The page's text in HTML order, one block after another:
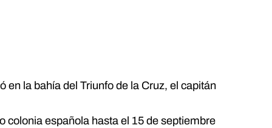
la bahía del Triunfo de la Cruz, el capitán
colonia española hasta el 15 de septiembre